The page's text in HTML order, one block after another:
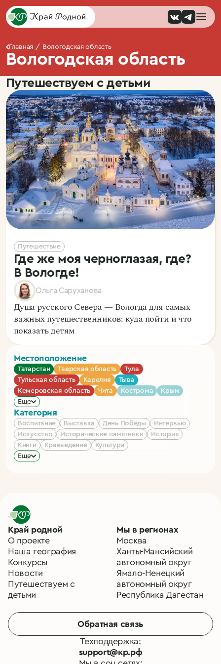
Главная Вологодская область
Вологодская область
Путешествуем с детьми
Путешествие
Где же моя черноглазая, где?
В Вологде!
Ольга Саруханова
Душа русского Севера — Вологда для самых
важных путешественников: куда пойти и что
показать детям
Местоположение
Татарстан Тверская область
Тула
Тульская область
Карелия
Тыва
Кемеровская область
Чита Кострома
Крым
Еще
Категория
Воспитание Выставка День Победы
Интервью
Искусство
Исторические памятники
История
Книги
Краеведение
Культура
Еще
Край родной
О проекте
Наша география
Конкурсы
Новости
Путешествуем с
детьми
Мы в регионах
Москва
Ханты-Мансийский
автономный округ
Ямало-Ненецкий
автономный округ
Республика Дагестан
Обратная связь
Техподдержка:
support@кр.рф